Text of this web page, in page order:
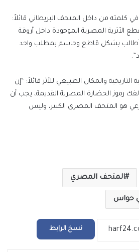
كلمته من داخل المتحف البريطاني قائلاً:
الأثرية المصرية الموجودة داخل أروقة
أطالب بشكل قاطع وحاسم بمطلب واحد
والمكان الطبيعي للأثر قائلاً: “إن
رموز الحضارة المصرية القديمة، يجب أن
هو المتحف المصري الكبير، وليس
المتحف المصري
حواس
نسخ الرابط